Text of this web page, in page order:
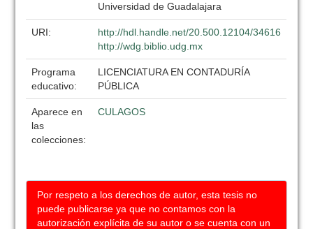
Universidad de Guadalajara
URI:
http://hdl.handle.net/20.500.12104/34616
http://wdg.biblio.udg.mx
Programa
educativo:
LICENCIATURA EN CONTADURÍA
PÚBLICA
Aparece en
las
colecciones:
CULAGOS
Por respeto a los derechos de autor, esta tesis no
puede publicarse ya que no contamos con la
autorización explícita de su autor o se cuenta con un